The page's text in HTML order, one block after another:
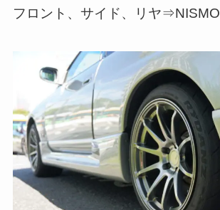
フロント、サイド、リヤ⇒NISMO